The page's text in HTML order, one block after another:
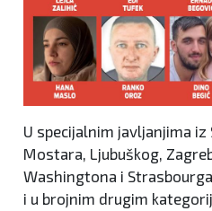
U specijalnim javljanjima iz
Mostara, Ljubuškog,
Washingtona i
i u brojnim drugim